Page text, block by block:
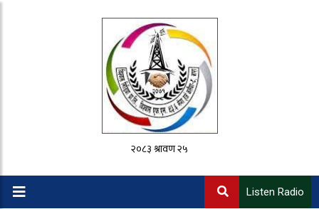
२०८३ श्रावण २५
Listen Radio